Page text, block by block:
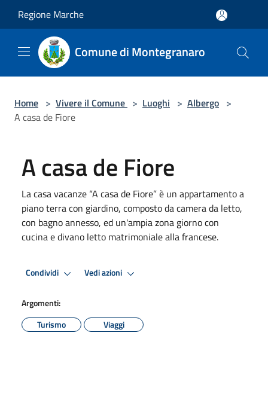
Regione Marche
Comune di Montegranaro
Home > Vivere il Comune > Luoghi > Albergo >
A casa de Fiore
A casa de Fiore
La casa vacanze “A casa de Fiore” è un appartamento a
piano terra con giardino, composto da camera da letto,
con bagno annesso, ed un'ampia zona giorno con
cucina e divano letto matrimoniale alla francese.
Condividi Vedi azioni
Argomenti:
Turismo
Viaggi